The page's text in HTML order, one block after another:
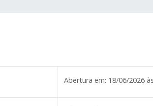
Abertura em: 18/06/2026